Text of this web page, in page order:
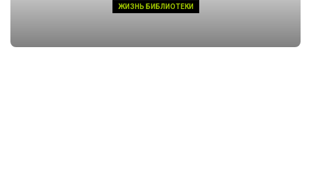
ЖИЗНЬ БИБЛИОТЕКИ